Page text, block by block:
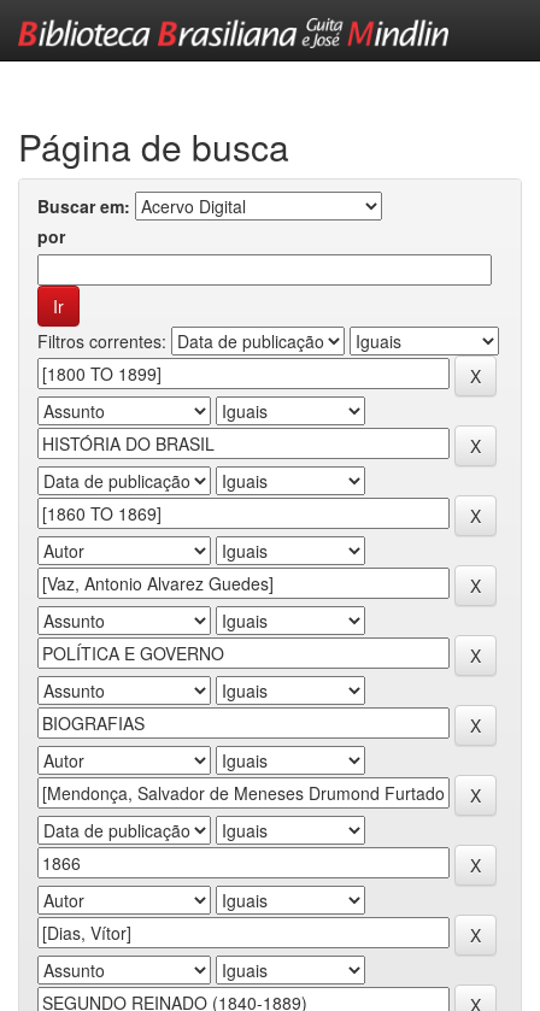
Página de busca
Buscar em:
por
Filtros correntes: